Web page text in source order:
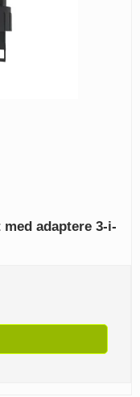
adaptere 3-i-